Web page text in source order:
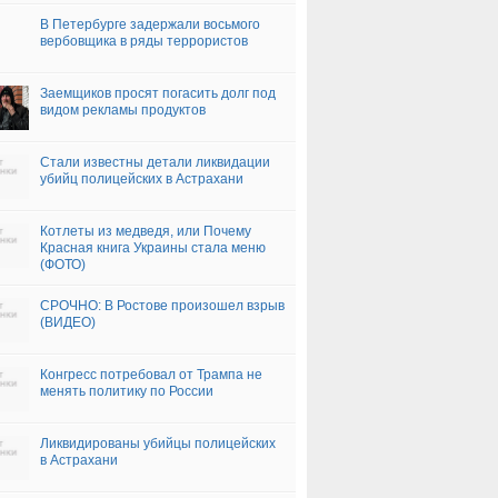
В Петербурге задержали восьмого
вербовщика в ряды террористов
Заемщиков просят погасить долг под
видом рекламы продуктов
Стали известны детали ликвидации
убийц полицейских в Астрахани
Котлеты из медведя, или Почему
Красная книга Украины стала меню
(ФОТО)
СРОЧНО: В Ростове произошел взрыв
(ВИДЕО)
Конгресс потребовал от Трампа не
менять политику по России
Ликвидированы убийцы полицейских
в Астрахани